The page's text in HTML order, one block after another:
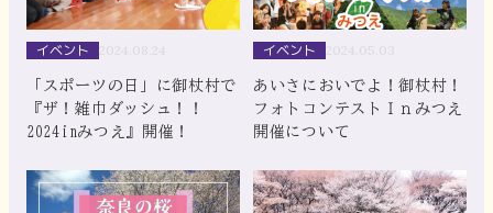
イベント
「スポーツの日」に御杖村で
『ザ！雑巾ダッシュ！！
2024inみつえ』開催！
イベント
あいさにおいでよ！御杖村！
フォトコンテストＩｎみつえ
開催について